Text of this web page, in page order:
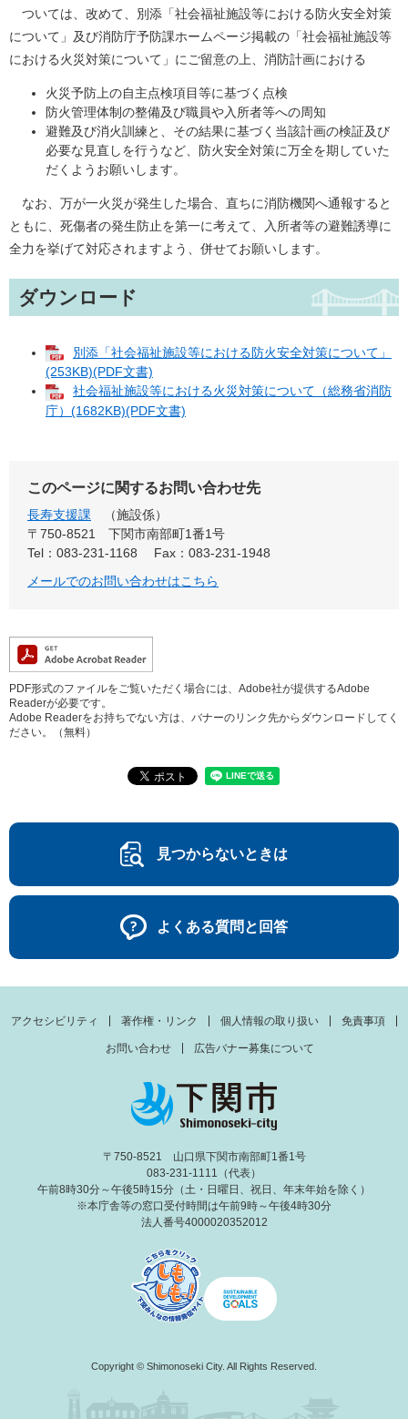
ついては、改めて、別添「社会福祉施設等における防火安全対策
について」及び消防庁予防課ホームページ掲載の「社会福祉施設等
における火災対策について」にご留意の上、消防計画における
火災予防上の自主点検項目等に基づく点検
防火管理体制の整備及び職員や入所者等への周知
避難及び消火訓練と、その結果に基づく当該計画の検証及び
必要な見直しを行うなど、防火安全対策に万全を期していた
だくようお願いします。
なお、万が一火災が発生した場合、直ちに消防機関へ通報すると
ともに、死傷者の発生防止を第一に考えて、入所者等の避難誘導に
全力を挙げて対応されますよう、併せてお願いします。
ダウンロード
別添「社会福祉施設等における防火安全対策について」
(253KB)(PDF文書)
社会福祉施設等における火災対策について（総務省消防
庁）(1682KB)(PDF文書)
このページに関するお問い合わせ先
長寿支援課
施設係
〒750-8521
下関市南部町1番1号
Tel：083-231-1168
Fax：083-231-1948
メールでのお問い合わせはこちら
PDF形式のファイルをご覧いただく場合には、Adobe社が提供するAdobe
Readerが必要です。
Adobe Readerをお持ちでない方は、バナーのリンク先からダウンロードしてく
ださい。（無料）
見つからないときは
よくある質問と回答
アクセシビリティ 著作権・リンク 個人情報の取り扱い 免責事項
お問い合わせ 広告バナー募集について
〒750-8521 山口県下関市南部町1番1号
083-231-1111（代表）
午前8時30分～午後5時15分（土・日曜日、祝日、年末年始を除く）
※本庁舎等の窓口受付時間は午前9時～午後4時30分
法人番号4000020352012
Copyright © Shimonoseki City. All Rights Reserved.